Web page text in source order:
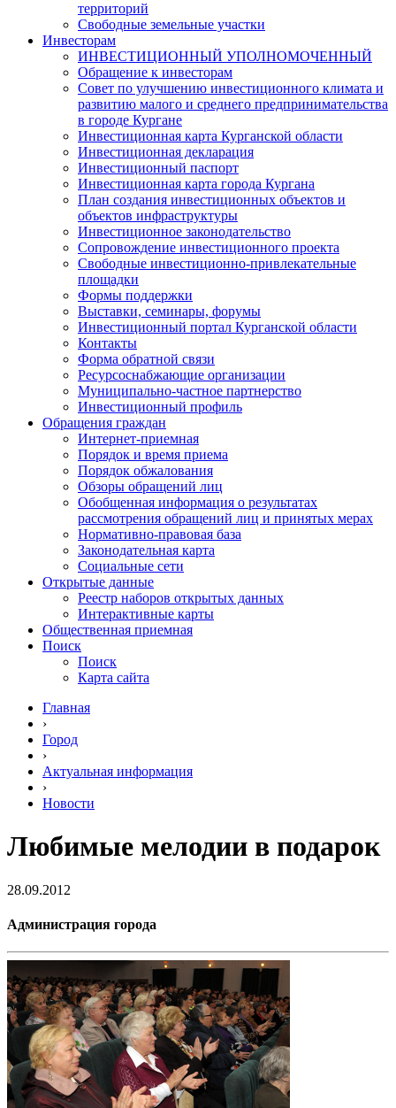
территорий
Свободные земельные участки
Инвесторам
ИНВЕСТИЦИОННЫЙ УПОЛНОМОЧЕННЫЙ
Обращение к инвесторам
Совет по улучшению инвестиционного климата и
развитию малого и среднего предпринимательства
в городе Кургане
Инвестиционная карта Курганской области
Инвестиционная декларация
Инвестиционный паспорт
Инвестиционная карта города Кургана
План создания инвестиционных объектов и
объектов инфраструктуры
Инвестиционное законодательство
Сопровождение инвестиционного проекта
Свободные инвестиционно-привлекательные
площадки
Формы поддержки
Выставки, семинары, форумы
Инвестиционный портал Курганской области
Контакты
Форма обратной связи
Ресурсоснабжающие организации
Муниципально-частное партнерство
Инвестиционный профиль
Обращения граждан
Интернет-приемная
Порядок и время приема
Порядок обжалования
Обзоры обращений лиц
Обобщенная информация о результатах
рассмотрения обращений лиц и принятых мерах
Нормативно-правовая база
Законодательная карта
Социальные сети
Открытые данные
Реестр наборов открытых данных
Интерактивные карты
Общественная приемная
Поиск
Поиск
Карта сайта
Главная
›
Город
›
Актуальная информация
›
Новости
Любимые мелодии в подарок
28.09.2012
Администрация города